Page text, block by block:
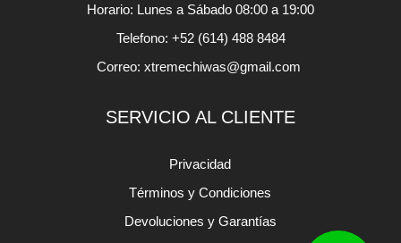
Horario: Lunes a Sábado 08:00 a 19:00
Telefono: +52 (614) 488 8484
Correo: xtremechiwas@gmail.com
SERVICIO AL CLIENTE
Privacidad
Términos y Condiciones
Devoluciones y Garantías